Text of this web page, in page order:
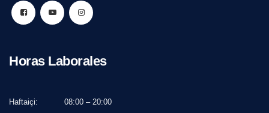
Horas Laborales
Haftaiçi: 08:00 – 20:00